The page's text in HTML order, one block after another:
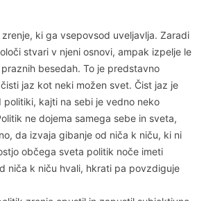
ki ga vsepovsod uveljavlja. Zaradi
stvari v njeni osnovi, ampak izpelje le
besedah. To je predstavno
jaz kot neki možen svet. Čist jaz je
kajti na sebi je vedno neko
ne dojema samega sebe in sveta,
da izvaja gibanje od niča k niču, ki ni
občega sveta politik noče imeti
niča k niču hvali, hkrati pa povzdiguje